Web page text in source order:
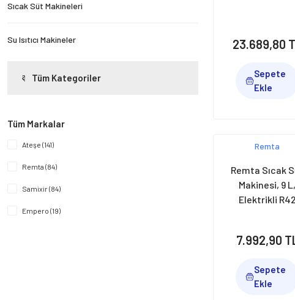
Sıcak Süt Makineleri
Su Isıtıcı Makineler
Tüm Kategoriler
Tüm Markalar
Ateşe (141)
Remta (84)
Samixir (84)
Empero (19)
23.689,80
Sepete
Ekle
Remta
Remta Sıcak
Makinesi, 9 L,
Elektrikli R42
7.992,90
Sepete
Ekle